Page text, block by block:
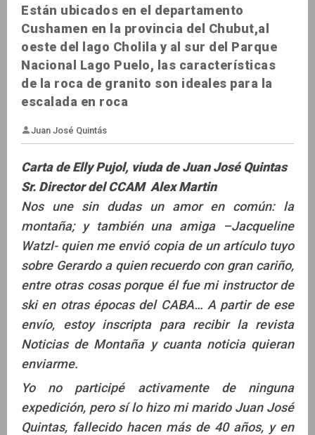
Están ubicados en el departamento
Cushamen en la provincia del Chubut,al
oeste del lago Cholila y al sur del Parque
Nacional Lago Puelo, las características
de la roca de granito son ideales para la
escalada en roca
Juan José Quintás
Carta de Elly Pujol, viuda de Juan José Quintas
Sr. Director del CCAM Alex Martin
Nos une sin dudas un amor en común: la
montaña; y también una amiga –Jacqueline
Watzl- quien me envió copia de un artículo tuyo
sobre Gerardo a quien recuerdo con gran cariño,
entre otras cosas porque él fue mi instructor de
ski en otras épocas del CABA… A partir de ese
envío, estoy inscripta para recibir la revista
Noticias de Montaña y cuanta noticia quieran
enviarme.
Yo no participé activamente de ninguna
expedición, pero sí lo hizo mi marido Juan José
Quintas, fallecido hacen más de 40 años, y en